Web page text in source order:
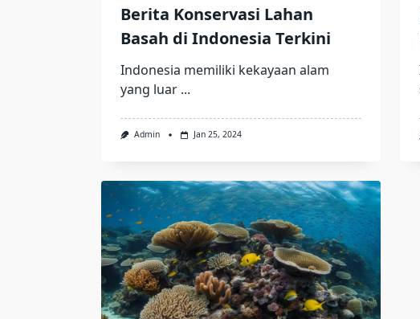
Berita Konservasi Lahan
Basah di Indonesia Terkini
Indonesia memiliki kekayaan alam
yang luar ...
Admin Jan 25, 2024